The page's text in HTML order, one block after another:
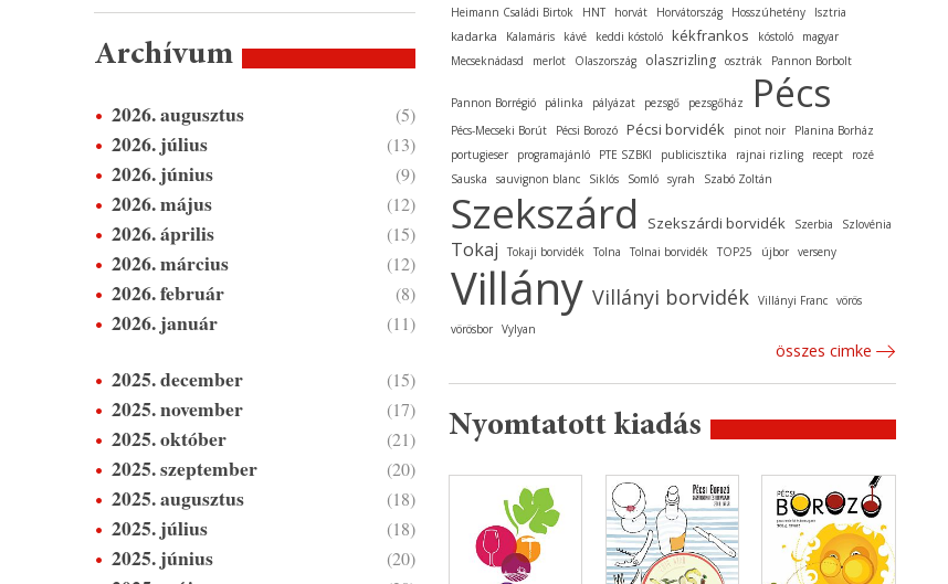
Archívum
2026. augusztus (5)
2026. július (13)
2026. június (9)
2026. május (12)
2026. április (15)
2026. március (12)
2026. február (8)
2026. január (11)
2025. december (15)
2025. november (17)
2025. október (21)
2025. szeptember (20)
2025. augusztus (18)
2025. július (18)
2025. június (20)
Heimann Családi Birtok
HNT horvát Horvátország Hosszúhetény Isztria
kadarka Kalamáris kávé keddi kóstoló kékfrankos kóstoló
magyar
Mecseknádasd
merlot Olaszország olaszrizling osztrák Pannon Borbolt
Pannon Borrégió pálinka pályázat pezsgő pezsgőház Pécs
Pécs-Mecseki Borút Pécsi Borozó Pécsi borvidék pinot noir
Planina Borház
portugieser
programajánló PTE SZBKI publicisztika rajnai rizling recept
rozé
Sauska
sauvignon blanc Siklós Somló syrah Szabó Zoltán
Szekszárd Szekszárdi borvidék Szerbia Szlovénia
Tokaj Tokaji borvidék Tolna Tolnai borvidék TOP25 újbor verseny
Villány Villányi borvidék Villányi Franc vörös
vörösbor Vylyan
összes cimke
Nyomtatott kiadás